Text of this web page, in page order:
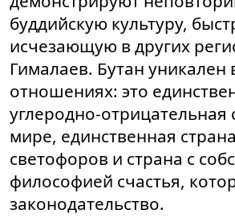
буддийскую культуру,
исчезающую в других
Гималаев. Бутан уникален
отношениях: это
углеродно-отрицательная
мире, единственная
светофоров и страна с
философией счастья,
законодательство.